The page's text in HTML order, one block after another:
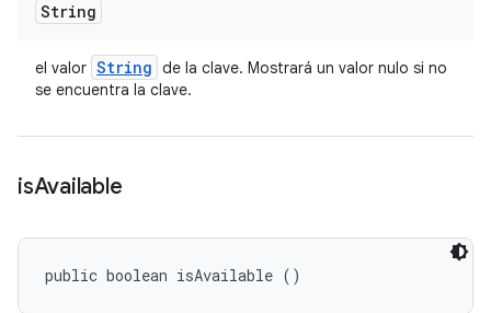
String
el valor String de la clave. Mostrará un valor nulo si no
se encuentra la clave.
isAvailable
public boolean isAvailable ()